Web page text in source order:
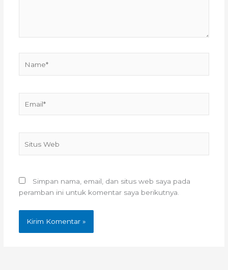
Web
Simpan nama, email, dan situs web saya pada
peramban ini untuk komentar saya berikutnya.